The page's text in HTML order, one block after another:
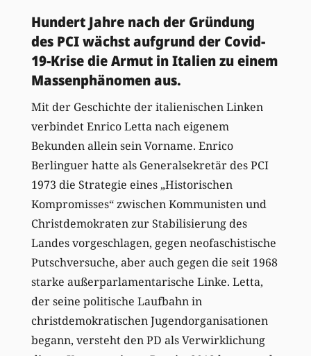
Hundert Jahre nach der Gründung
des PCI wächst aufgrund der Covid-
19-Krise die Armut in Italien zu einem
Massenphänomen aus.
Mit der Geschichte der italienischen Linken
verbindet Enrico Letta nach eigenem
Bekunden allein sein Vorname. Enrico
Berlinguer hatte als Generalsekretär des PCI
1973 die Strategie eines „Historischen
Kompromisses“ zwischen Kommunisten und
Christdemokraten zur Stabilisierung des
Landes vorgeschlagen, gegen neofaschistische
Putschversuche, aber auch gegen die seit 1968
starke außerparlamentarische Linke. Letta,
der seine politische Laufbahn in
christdemokratischen Jugendorganisationen
begann, versteht den PD als Verwirklichung